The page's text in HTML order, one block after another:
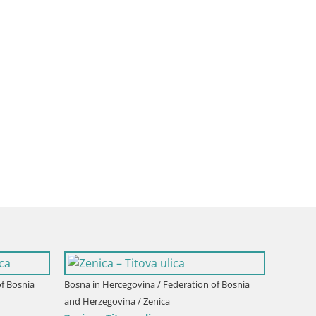
of Bosnia
Bosna in Hercegovina / Federation of Bosnia
and Herzegovina / Zenica